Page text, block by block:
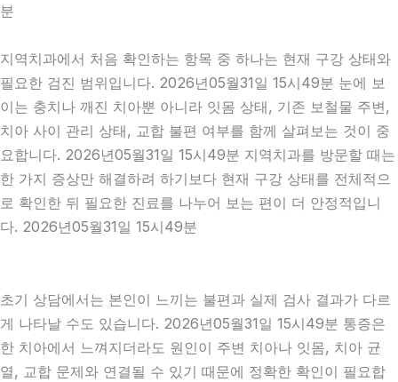
분
지역치과에서 처음 확인하는 항목 중 하나는 현재 구강 상태와
필요한 검진 범위입니다. 2026년05월31일 15시49분 눈에 보
이는 충치나 깨진 치아뿐 아니라 잇몸 상태, 기존 보철물 주변,
치아 사이 관리 상태, 교합 불편 여부를 함께 살펴보는 것이 중
요합니다. 2026년05월31일 15시49분 지역치과를 방문할 때는
한 가지 증상만 해결하려 하기보다 현재 구강 상태를 전체적으
로 확인한 뒤 필요한 진료를 나누어 보는 편이 더 안정적입니
다. 2026년05월31일 15시49분
초기 상담에서는 본인이 느끼는 불편과 실제 검사 결과가 다르
게 나타날 수도 있습니다. 2026년05월31일 15시49분 통증은
한 치아에서 느껴지더라도 원인이 주변 치아나 잇몸, 치아 균
열, 교합 문제와 연결될 수 있기 때문에 정확한 확인이 필요합